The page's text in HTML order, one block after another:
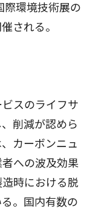
際環境技術展の
される。
スのライフサ
削減が認めら
カーボンニュ
への波及効果
時における脱
。国内有数の